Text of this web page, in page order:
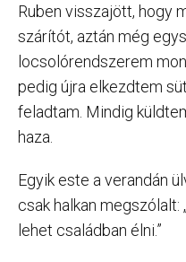
Ruben visszajött, hogy
szárítót, aztán még
locsolórendszerem
pedig újra elkezdtem
feladtam. Mindig
haza.
Egyik este a verandán
csak halkan
lehet családban élni.”